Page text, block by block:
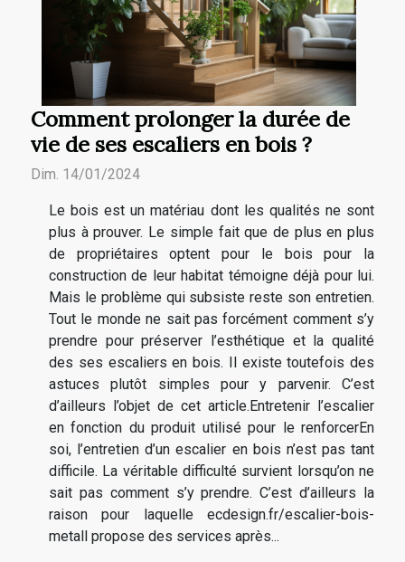
Comment prolonger la durée de
vie de ses escaliers en bois ?
Dim. 14/01/2024
Le bois est un matériau dont les qualités ne sont
plus à prouver. Le simple fait que de plus en plus
de propriétaires optent pour le bois pour la
construction de leur habitat témoigne déjà pour lui.
Mais le problème qui subsiste reste son entretien.
Tout le monde ne sait pas forcément comment s’y
prendre pour préserver l’esthétique et la qualité
des ses escaliers en bois. Il existe toutefois des
astuces plutôt simples pour y parvenir. C’est
d’ailleurs l’objet de cet article.Entretenir l’escalier
en fonction du produit utilisé pour le renforcerEn
soi, l’entretien d’un escalier en bois n’est pas tant
difficile. La véritable difficulté survient lorsqu’on ne
sait pas comment s’y prendre. C’est d’ailleurs la
raison pour laquelle ecdesign.fr/escalier-bois-
metall propose des services après...